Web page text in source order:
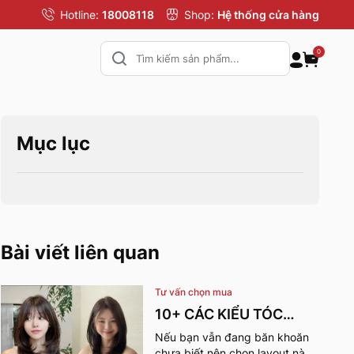
Hotline: 18008118 Shop: Hệ thống cửa hàng
0
Mục lục
Bài viết liên quan
Tư vấn chọn mua
10+ CÁC KIỂU TÓC
MÙA HÈ CHO NỮ CỰC
Nếu bạn vẫn đang băn khoăn